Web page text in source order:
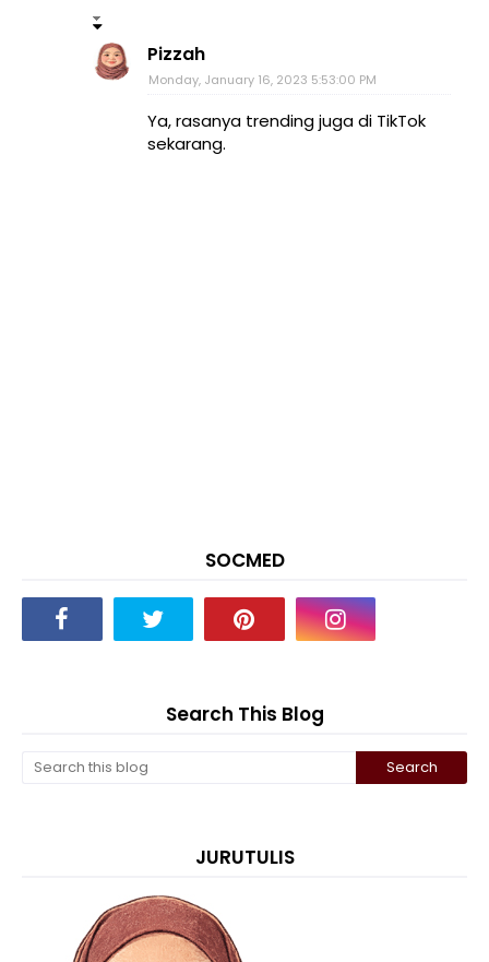
Pizzah
Monday, January 16, 2023 5:53:00 PM
Ya, rasanya trending juga di TikTok
sekarang.
SOCMED
Search This Blog
JURUTULIS